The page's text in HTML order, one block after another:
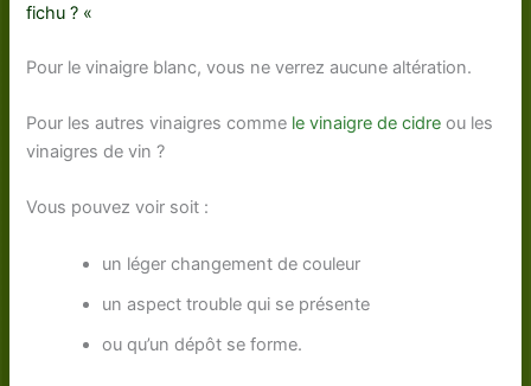
fichu ? «
Pour le vinaigre blanc, vous ne verrez aucune altération.
Pour les autres vinaigres comme le vinaigre de cidre ou les
vinaigres de vin ?
Vous pouvez voir soit :
un léger changement de couleur
un aspect trouble qui se présente
ou qu’un dépôt se forme.